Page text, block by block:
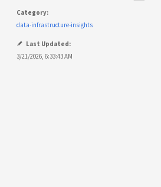
Category:
data-infrastructure-insights
Last Updated:
3/21/2026, 6:33:43 AM